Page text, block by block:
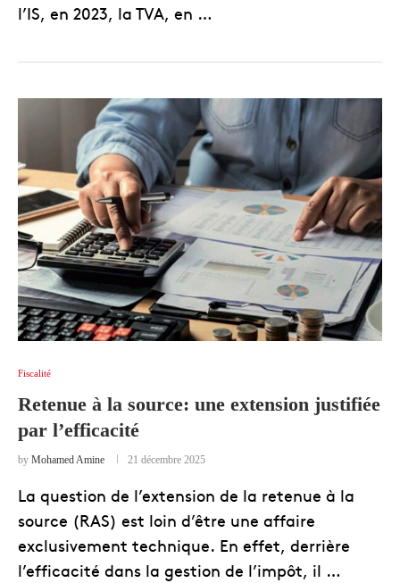
l’IS, en 2023, la TVA, en …
Fiscalité
Retenue à la source: une extension justifiée
par l’efficacité
by Mohamed Amine 21 décembre 2025
La question de l’extension de la retenue à la
source (RAS) est loin d’être une affaire
exclusivement technique. En effet, derrière
l’efficacité dans la gestion de l’impôt, il …